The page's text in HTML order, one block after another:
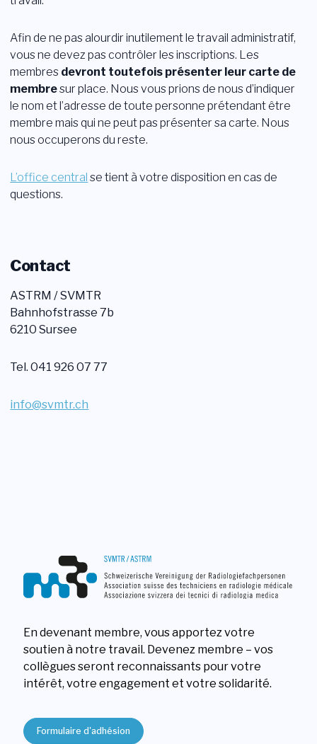
Afin de ne pas alourdir inutilement le travail administratif,
vous ne devez pas contrôler les inscriptions. Les
membres devront toutefois présenter leur carte de
membresur place. Nous vous prions de nous d’indiquer
le nom et l’adresse de toute personne prétendant être
membre mais qui ne peut pas présenter sa carte. Nous
nous occuperons du reste.
L’office central se tient à votre disposition en cas de
questions.
Contact
ASTRM / SVMTR
Bahnhofstrasse 7b
6210 Sursee
Tel. 041 926 07 77
info@svmtr.ch
En devenant membre, vous apportez votre
soutien à notre travail. Devenez membre – vos
collègues seront reconnaissants pour votre
intérêt, votre engagement et votre solidarité.
Formulaire d'adhésion